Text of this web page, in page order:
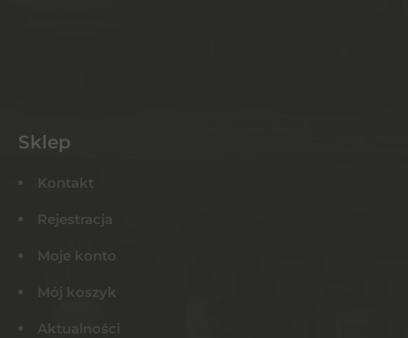
Sklep
Kontakt
Rejestracja
Moje konto
Mój koszyk
Aktualności